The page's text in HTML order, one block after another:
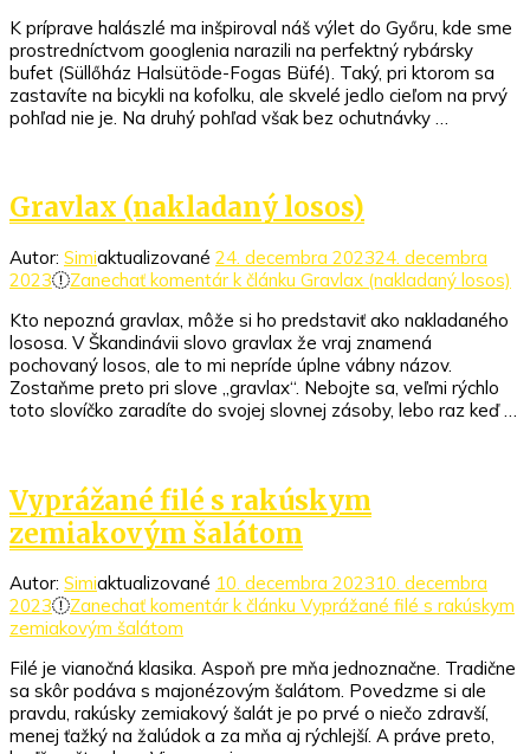
K príprave halászlé ma inšpiroval náš výlet do Győru, kde sme
prostredníctvom googlenia narazili na perfektný rybársky
bufet (Süllőház Halsütöde-Fogas Büfé). Taký, pri ktorom sa
zastavíte na bicykli na kofolku, ale skvelé jedlo cieľom na prvý
pohľad nie je. Na druhý pohľad však bez ochutnávky …
Gravlax (nakladaný losos)
Autor: Simiaktualizované 24. decembra 202324. decembra
2023
Zanechať komentár k článku Gravlax (nakladaný losos)
Kto nepozná gravlax, môže si ho predstaviť ako nakladaného
lososa. V Škandinávii slovo gravlax že vraj znamená
pochovaný losos, ale to mi nepríde úplne vábny názov.
Zostaňme preto pri slove „gravlax“. Nebojte sa, veľmi rýchlo
toto slovíčko zaradíte do svojej slovnej zásoby, lebo raz keď …
Vyprážané filé s rakúskym
zemiakovým šalátom
Autor: Simiaktualizované 10. decembra 202310. decembra
2023
Zanechať komentár k článku Vyprážané filé s rakúskym
zemiakovým šalátom
Filé je vianočná klasika. Aspoň pre mňa jednoznačne. Tradične
sa skôr podáva s majonézovým šalátom. Povedzme si ale
pravdu, rakúsky zemiakový šalát je po prvé o niečo zdravší,
menej ťažký na žalúdok a za mňa aj rýchlejší. A práve preto,